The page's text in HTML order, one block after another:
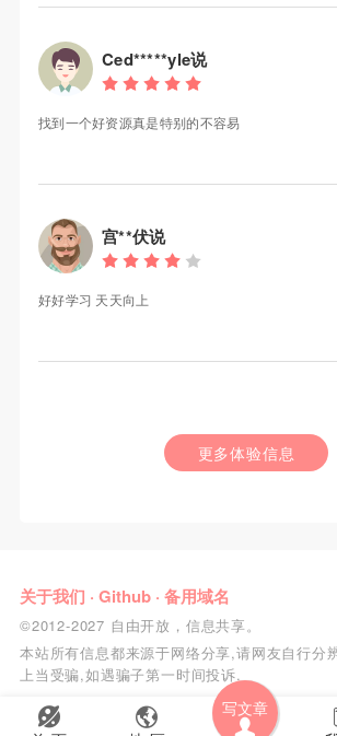
写文章
Ced*****yle说
找到一个好资源真是特别的不容易
宫**伏说
好好学习 天天向上
更多体验信息
关于我们 · Github· 备用域名
©2012-2027 自由开放，信息共享。
本站所有信息都来源于网络分享,请网友自行分
上当受骗,如遇骗子第一时间投诉.